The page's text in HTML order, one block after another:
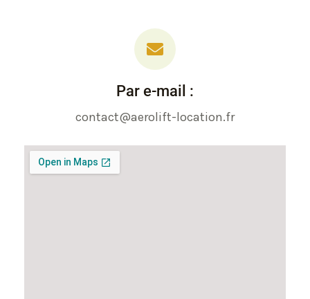
Par e-mail :
contact@aerolift-location.fr